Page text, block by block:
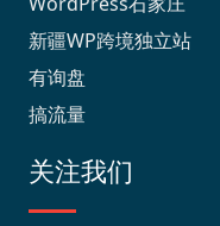
新疆WP跨境独立站
有询盘
搞流量
关注我们